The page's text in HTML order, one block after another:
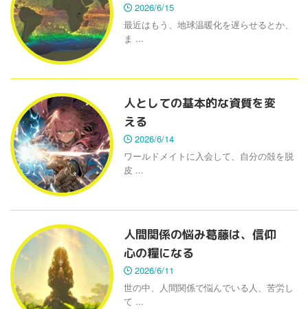
2026/6/15
最近はもう、地球温暖化を遅らせるとか、
ま ...
人としての基本的な資質を変
える
2026/6/14
ワールドメイトに入会して、自分の殻を脱
皮 ...
人間関係の悩み葛藤は、信仰
心の糧になる
2026/6/11
世の中、人間関係で悩んでいる人、苦労し
て ...